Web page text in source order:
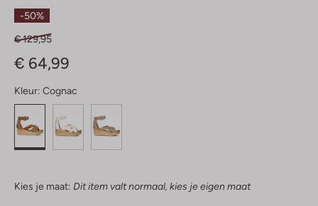
Sterren
-50%
€ 129,95
€ 64,99
Kleur: Cognac
Kies je maat: Dit item valt normaal, kies je eigen maat